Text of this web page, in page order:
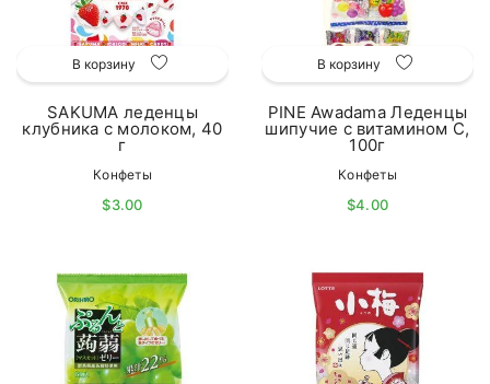
В корзину
SAKUMA леденцы
клубника с молоком, 40
г
Конфеты
$3.00
В корзину
PINE Awadama Леденцы
шипучие с витамином С,
100г
Конфеты
$4.00